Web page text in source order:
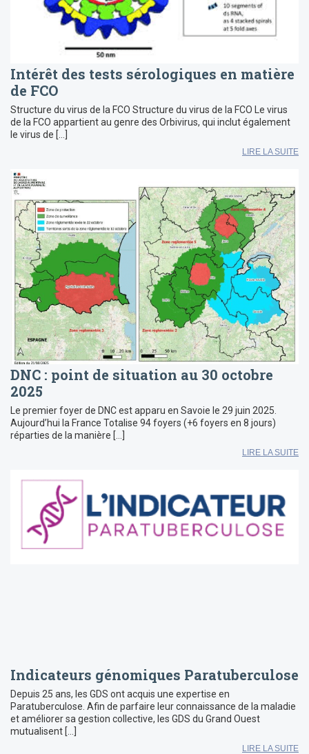
Intérêt des tests sérologiques en matière
de FCO
Structure du virus de la FCO Structure du virus de la FCO Le virus
de la FCO appartient au genre des Orbivirus, qui inclut également
le virus de […]
LIRE LA SUITE
DNC : point de situation au 30 octobre
2025
Le premier foyer de DNC est apparu en Savoie le 29 juin 2025.
Aujourd’hui la France Totalise 94 foyers (+6 foyers en 8 jours)
réparties de la manière […]
LIRE LA SUITE
Indicateurs génomiques Paratuberculose
Depuis 25 ans, les GDS ont acquis une expertise en
Paratuberculose. Afin de parfaire leur connaissance de la maladie
et améliorer sa gestion collective, les GDS du Grand Ouest
mutualisent […]
LIRE LA SUITE